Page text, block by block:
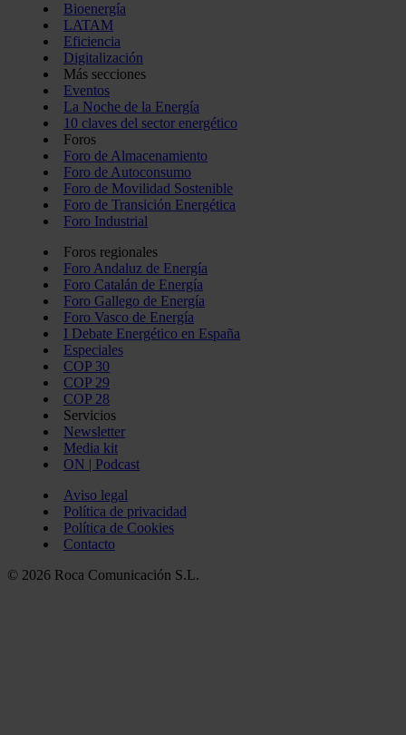
Bioenergía
LATAM
Eficiencia
Digitalización
Más secciones
Eventos
La Noche de la Energía
10 claves del sector energético
Foros
Foro de Almacenamiento
Foro de Autoconsumo
Foro de Movilidad Sostenible
Foro de Transición Energética
Foro Industrial
Foros regionales
Foro Andaluz de Energía
Foro Catalán de Energía
Foro Gallego de Energía
Foro Vasco de Energía
I Debate Energético en España
Especiales
COP 30
COP 29
COP 28
Servicios
Newsletter
Media kit
ON | Podcast
Aviso legal
Política de privacidad
Política de Cookies
Contacto
© 2026 Roca Comunicación S.L.